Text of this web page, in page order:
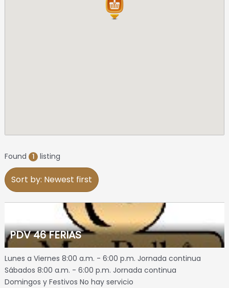
Found 1 listing
Sort by: Newest first
PDV 46 FERIAS
Lunes a Viernes 8:00 a.m. - 6:00 p.m. Jornada continua
Sábados 8:00 a.m. - 6:00 p.m. Jornada continua
Domingos y Festivos No hay servicio